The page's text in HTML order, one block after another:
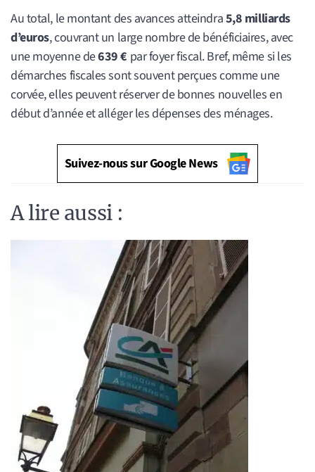
Au total, le montant des avances atteindra5,8 milliards
d’euros, couvrant un large nombre de bénéficiaires, avec
une moyenne de639 € par foyer fiscal. Bref, même si les
démarches fiscales sont souvent perçues comme une
corvée, elles peuvent réserver de bonnes nouvelles en
début d’année et alléger les dépenses des ménages.
Suivez-nous sur Google News
A lire aussi :